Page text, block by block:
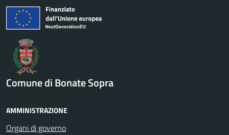
Comune di Bonate Sopra
AMMINISTRAZIONE
Organi di governo